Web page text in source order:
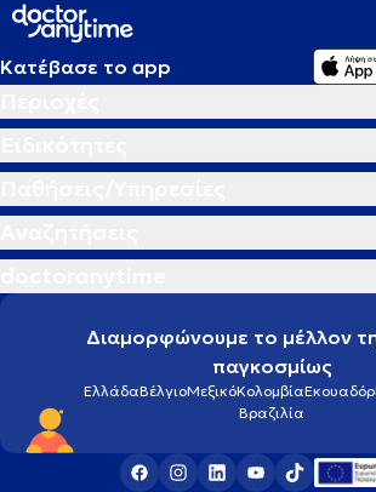
Κατέβασε το app
Διαμορφώνουμε το μέλλον
παγκοσμίως
ΕλλάδαΒέλγιοΜεξικόΚολομβίαΕκουαδόρ
Βραζιλία